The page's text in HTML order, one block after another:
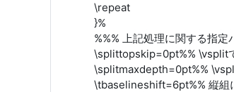
\repeat
}%
%%% 上記処理に関する指定
\splittopskip=0pt%% \vsplit
\splitmaxdepth=0pt%%
\tbaselineshift=6pt%% 縦組